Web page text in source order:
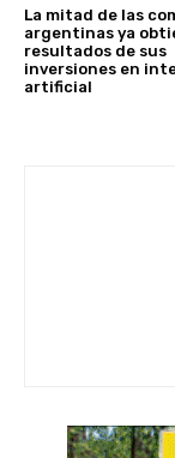
La mitad de las
argentinas ya
resultados de sus
inversiones en
artificial